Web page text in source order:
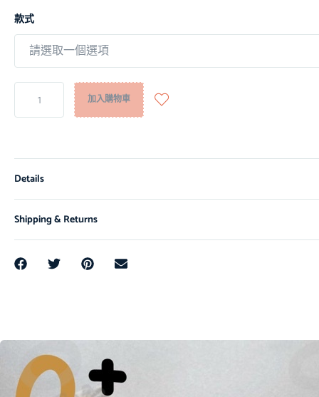
款式
加入購物車
Details
Shipping & Returns